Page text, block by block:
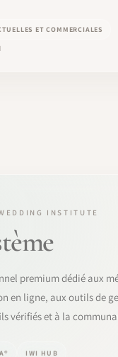
ET COMMERCIALES
INSTITUTE
premium dédié aux
en ligne, aux outils de
vérifiés et à la
IWI HUB